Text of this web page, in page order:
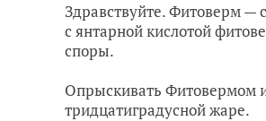
Здравствуйте. Фитоверм —
с янтарной кислотой
споры.
Опрыскивать Фитовермом
тридцатиградусной жаре.